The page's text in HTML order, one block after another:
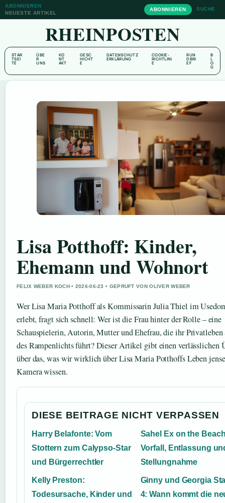
ABONNIEREN
NEUESTE ARTIKEL
ABONNIEREN SUCHE
RHEINPOSTEN
STAR
TSEI
TE
ÜBE
R
UNS
KO
NT
AKT
GESC
HICHT
E
DATENSCHUTZ
ERKLÄRUNG
COOKIE-
RICHTLINI
E
RUN
DBRI
EF
B
L
O
G
Lisa Potthoff: Kinder,
Ehemann und Wohnort
FELIX WEBER KOCH • 2026-06-23 • GEPRUFT VON OLIVER WEBER
Wer Lisa Maria Potthoff als Kommissarin Julia Thiel im
erlebt, fragt sich schnell: Wer ist die Frau hinter der Rolle – eine
Schauspielerin, Autorin, Mutter und Ehefrau, die ihr Privatleben
des Rampenlichts führt? Dieser Artikel gibt einen verlässlichen
über das, was wir wirklich über Lisa Maria Potthoffs Leben
Kamera wissen.
DIESE BEITRAGE NICHT VERPASSEN
Harry Belafonte: Vom
Stottern zum Calypso-Star
und Bürgerrechtler
Sahel Ex on the
Vorfall, Entlassung
Stellungnahme
Kelly Preston:
Todesursache, Kinder und
Ginny und Georgia
4: Wann kommt die